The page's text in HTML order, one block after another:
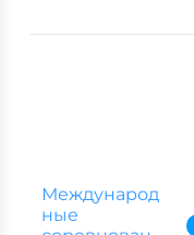
Международ
ные